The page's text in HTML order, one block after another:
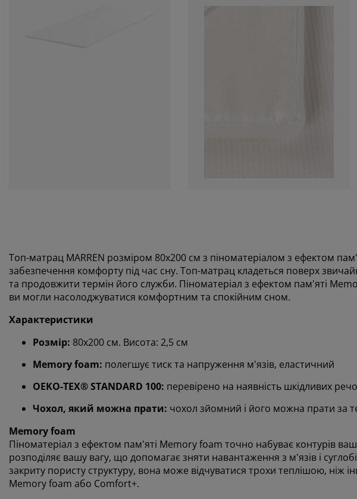
Топ-матрац MARREN розміром 80x200 см з піноматеріалом з ефектом
забезпечення комфорту під час сну. Топ-матрац кладеться поверх
та продовжити термін його служби. Піноматеріал з ефектом пам'яті
ви могли насолоджуватися комфортним та спокійним сном.
Характеристики
Розмір: 80х200 см. Висота: 2,5 см
Memory foam: полегшує тиск та напруження м'язів, еластичний
OEKO-TEX® STANDARD 100: перевірено на наявність шкідливих
Чохол, який можна прати: чохол зйомний і його можна прати за
Memory foam
Піноматеріал з ефектом пам'яті Memory foam точно набуває контурів
розподіляє вашу вагу, що допомагає зняти навантаження з м'язів і
закриту пористу структуру, вона може відчуватися трохи теплішою, ніж
Memory foam або Comfort+.